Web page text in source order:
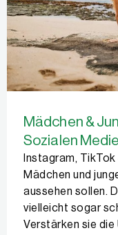
Mädchen &
Sozialen
Instagram,
Mädchen und
aussehen sollen.
vielleicht sogar
Verstärken sie die